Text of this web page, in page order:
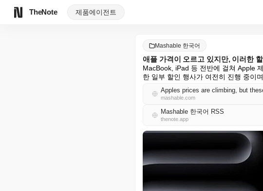
TheNote 제품에이전트
Mashable 한국어
애플 가격이 오르고 있지만, 이러한
MacBook, iPad 등 전반에 걸쳐 Apple
한 일부 할인 행사가 여전히 진행 중이
Apples prices are climbing, but
mashable.com
Mashable 한국어 RSS
thenote.app